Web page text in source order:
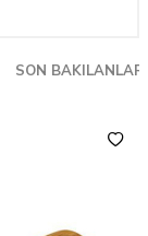
SON BAKILANLAR